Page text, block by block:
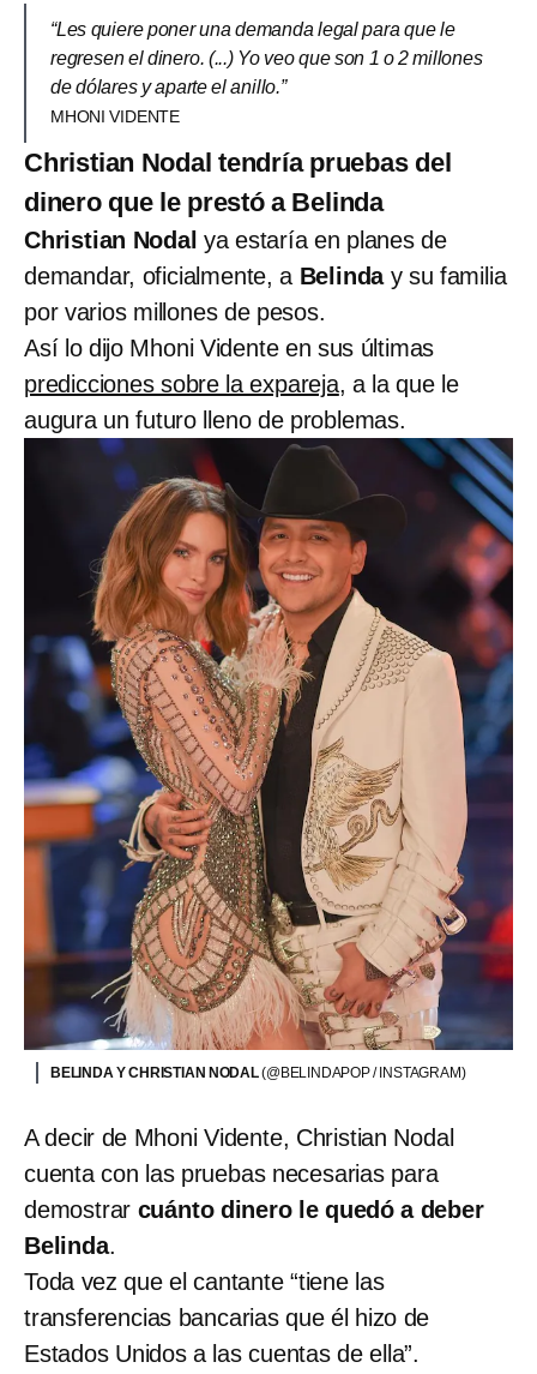
“Les quiere poner una demanda legal para que le
regresen el dinero. (...) Yo veo que son 1 o 2 millones
de dólares y aparte el anillo.”
MHONI VIDENTE
Christian Nodal tendría pruebas del
dinero que le prestó a Belinda
Christian Nodal ya estaría en planes de
demandar, oficialmente, a Belinday su familia
por varios millones de pesos.
Así lo dijo Mhoni Vidente en sus últimas
predicciones sobre la expareja, a la que le
augura un futuro lleno de problemas.
BELINDA Y CHRISTIAN NODAL(@BELINDAPOP / INSTAGRAM)
A decir de Mhoni Vidente, Christian Nodal
cuenta con las pruebas necesarias para
demostrar cuánto dinero le quedó a deber
Belinda.
Toda vez que el cantante “tiene las
transferencias bancarias que él hizo de
Estados Unidos a las cuentas de ella”.